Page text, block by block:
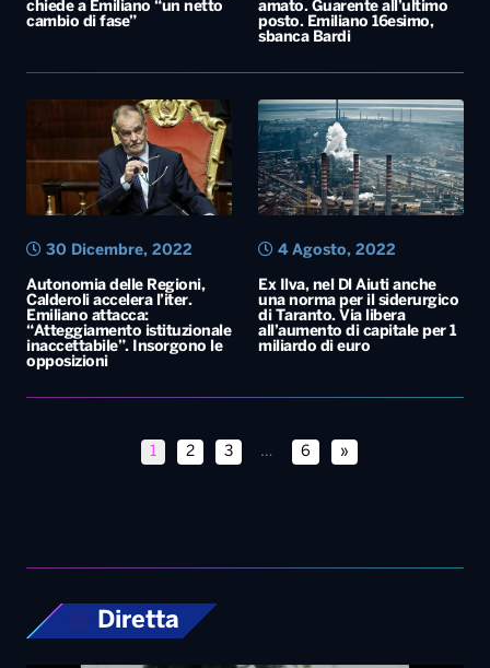
Autonomia delle Regioni,
Calderoli accelera l’iter.
Emiliano attacca:
“Atteggiamento istituzionale
inaccettabile”. Insorgono le
opposizioni
30 Dicembre, 2022
Ex Ilva, nel Dl Aiuti anche
una norma per il siderurgico
di Taranto. Via libera
all’aumento di capitale per 1
miliardo di euro
4 Agosto, 2022
1 … »
Diretta